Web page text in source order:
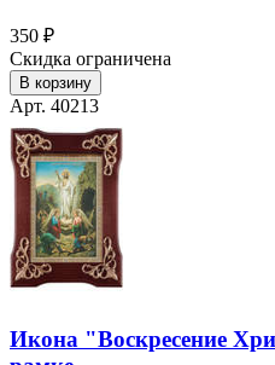
350 ₽
Скидка ограничена
В корзину
Арт. 40213
Икона "Воскресение